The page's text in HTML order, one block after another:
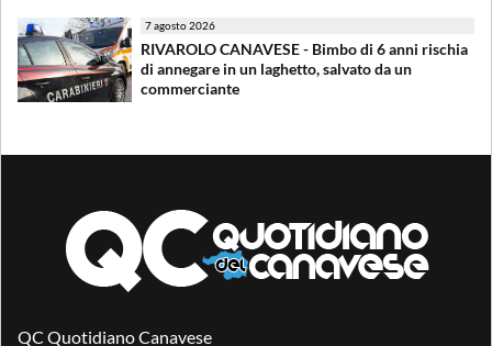
7 agosto 2026
RIVAROLO CANAVESE - Bimbo di 6 anni rischia
di annegare in un laghetto, salvato da un
commerciante
QC Quotidiano Canavese